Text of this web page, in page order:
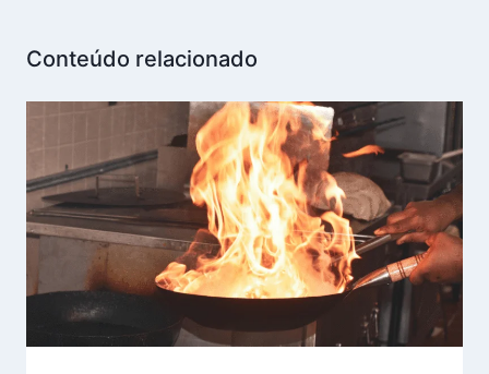
Conteúdo relacionado